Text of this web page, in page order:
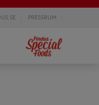
PRESSRUM